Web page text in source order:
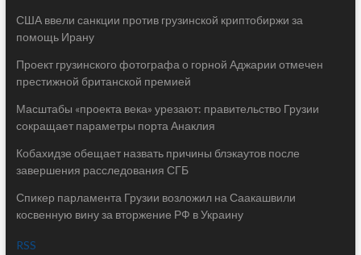
США ввели санкции против грузинской криптобиржи за
помощь Ирану
Проект грузинского фотографа о горной Аджарии отмечен
престижной британской премией
Масштабы «проекта века» урезают: правительство Грузии
сокращает параметры порта Анаклия
Кобахидзе обещает назвать причины блэкаутов после
завершения расследования СГБ
Спикер парламента Грузии возложил на Саакашвили
косвенную вину за вторжение РФ в Украину
RSS